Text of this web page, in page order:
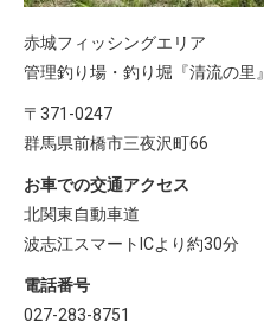
赤城フィッシングエリア
管理釣り場・釣り堀『清流の里』
〒371-0247
群馬県前橋市三夜沢町66
お車での交通アクセス
北関東自動車道
波志江スマートICより約30分
電話番号
027-283-8751